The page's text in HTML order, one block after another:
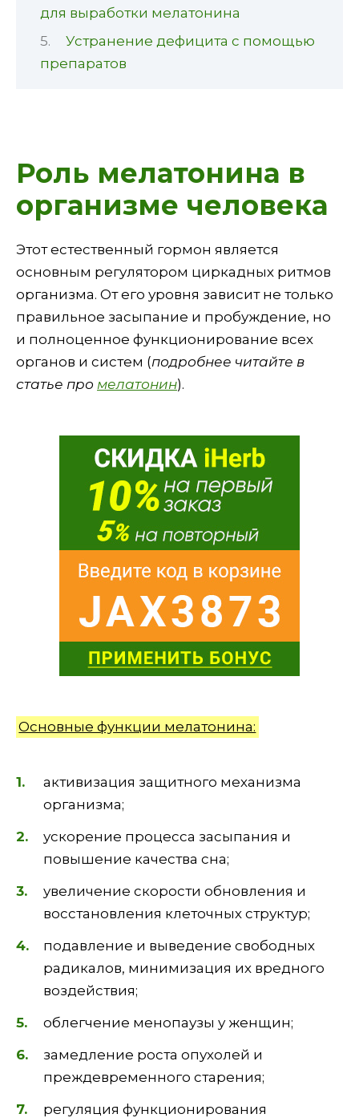
для выработки мелатонина
Устранение дефицита с помощью
препаратов
Роль мелатонина в
организме человека
Этот естественный гормон является
основным регулятором циркадных ритмов
организма. От его уровня зависит не только
правильное засыпание и пробуждение, но
и полноценное функционирование всех
органов и систем (подробнее читайте в
статье про мелатонин).
Основные функции мелатонина:
активизация защитного механизма
организма;
ускорение процесса засыпания и
повышение качества сна;
увеличение скорости обновления и
восстановления клеточных структур;
подавление и выведение свободных
радикалов, минимизация их вредного
воздействия;
облегчение менопаузы у женщин;
замедление роста опухолей и
преждевременного старения;
регуляция функционирования